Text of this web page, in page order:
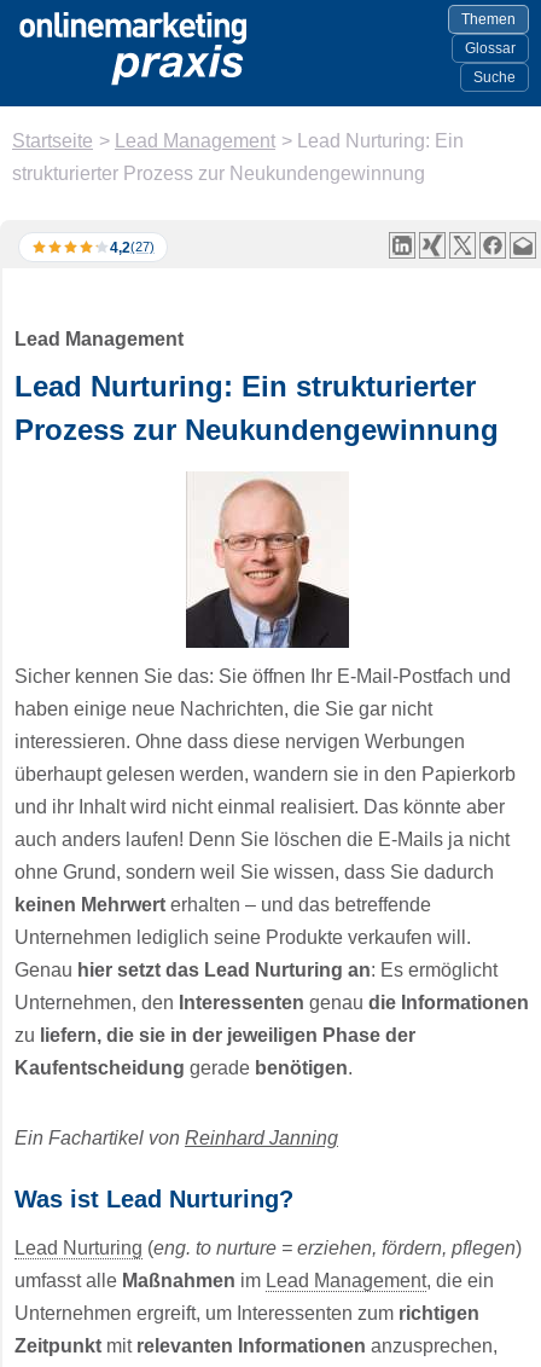
Themen
Glossar
Suche
Startseite > Lead Management >
Lead Nurturing: Ein
strukturierter Prozess zur Neukundengewinnung
4,2(27)
Lead Management
Lead Nurturing: Ein strukturierter
Prozess zur Neukundengewinnung
Sicher kennen Sie das: Sie öffnen Ihr E-Mail-Postfach und
haben einige neue Nachrichten, die Sie gar nicht
interessieren. Ohne dass diese nervigen Werbungen
überhaupt gelesen werden, wandern sie in den Papierkorb
und ihr Inhalt wird nicht einmal realisiert. Das könnte aber
auch anders laufen! Denn Sie löschen die E-Mails ja nicht
ohne Grund, sondern weil Sie wissen, dass Sie dadurch
keinen Mehrwert erhalten – und das betreffende
Unternehmen lediglich seine Produkte verkaufen will.
Genau hier setzt das Lead Nurturing an: Es ermöglicht
Unternehmen, den Interessenten genau die Informationen
zu liefern, die sie in der jeweiligen Phase der
Kaufentscheidung gerade benötigen.
Ein Fachartikel von Reinhard Janning
Was ist Lead Nurturing?
Lead Nurturing (eng. to nurture = erziehen, fördern, pflegen)
umfasst alle Maßnahmen im Lead Management, die ein
Unternehmen ergreift, um Interessenten zum richtigen
Zeitpunkt mitrelevanten Informationen anzusprechen,